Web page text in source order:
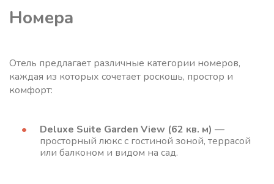
Номера
Отель предлагает различные категории номеров,
каждая из которых сочетает роскошь, простор и
комфорт:
Deluxe Suite Garden View (62 кв. м) —
просторный люкс с гостиной зоной, террасой
или балконом и видом на сад.